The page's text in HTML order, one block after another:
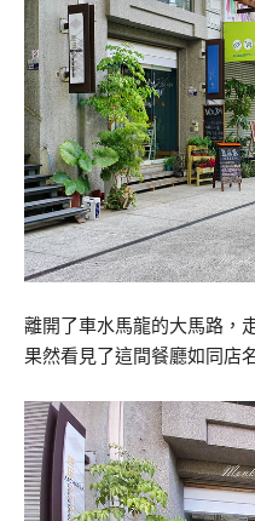
離開了車水馬龍的大馬路，
果然看見了這間餐廳如同店